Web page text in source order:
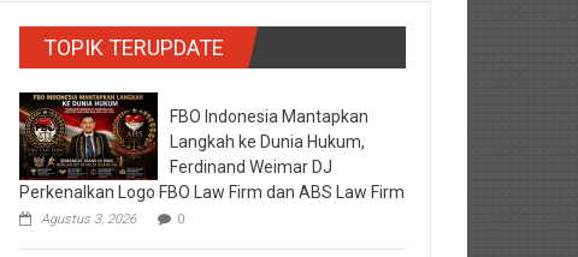
TOPIK TERUPDATE
FBO Indonesia Mantapkan
Langkah ke Dunia Hukum,
Ferdinand Weimar DJ
Perkenalkan Logo FBO Law Firm dan ABS Law Firm
Agustus 3, 2026 0